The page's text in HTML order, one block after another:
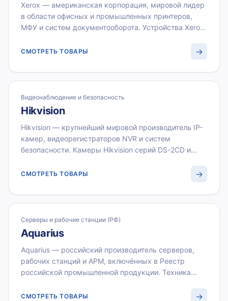
Xerox — американская корпорация, мировой лидер
в области офисных и промышленных принтеров,
МФУ и систем документооборота. Устройства Xerox
корпоративный рынок и поддерживают облачные
партнёр Xerox: поставки оборудования и
расходников с НДС 22 %.
СМОТРЕТЬ ТОВАРЫ →
Видеонаблюдение и безопасность
Hikvision
Hikvision — крупнейший мировой производитель IP-
камер, видеорегистраторов NVR и систем
безопасности. Камеры Hikvision серий DS-2CD и
Мп с интеллектуальной детекцией движения и лиц.
видеонаблюдения корпоративных заказчиков.
СМОТРЕТЬ ТОВАРЫ →
Серверы и рабочие станции (РФ)
Aquarius
Aquarius — российский производитель серверов,
рабочих станций и АРМ, включённых в Реестр
российской промышленной продукции. Техника
импортозамещения и нормам Минцифры РФ для
СМОТРЕТЬ ТОВАРЫ →